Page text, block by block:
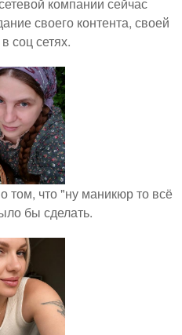
своего контента, своей
соц сетях.
том, что "ну маникюр то всё
бы сделать.